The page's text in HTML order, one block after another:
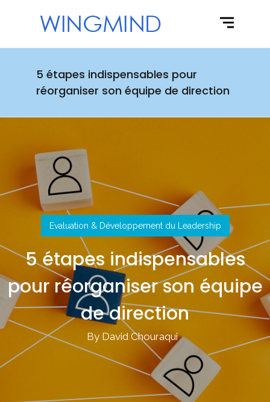
5 étapes indispensables pour
réorganiser son équipe de direction
Evaluation & Développement du Leadership
5 étapes indispensables
pour réorganiser son équipe
de direction
By David Chouraqui